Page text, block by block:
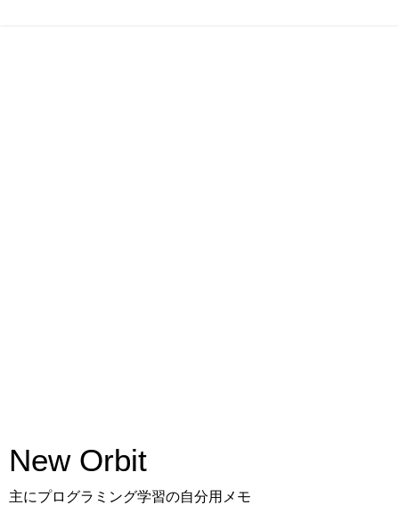
New Orbit
主にプログラミング学習の自分用メモ